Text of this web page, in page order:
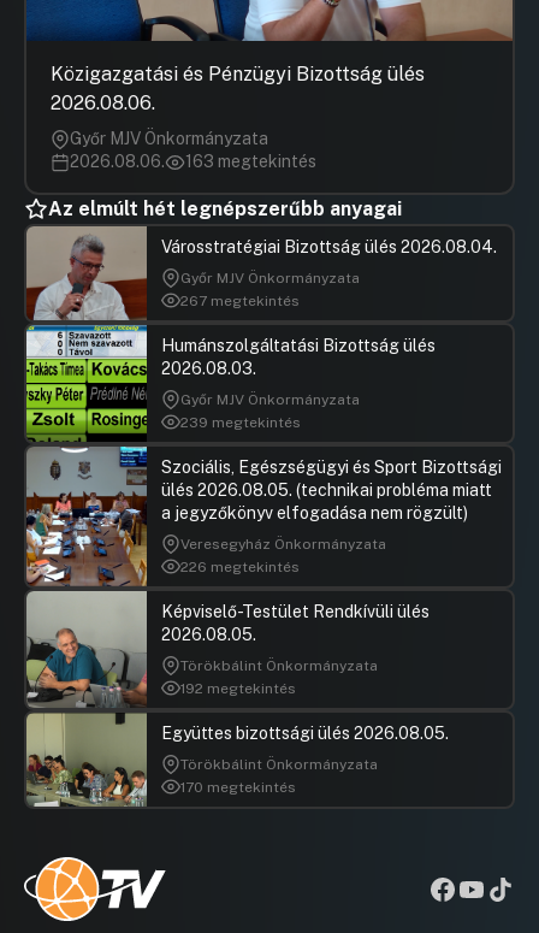
Szolgálat költségvetési előirányzatának
módosítására
Hozzászólások Ugrás a napirendi pontra
25 Javaslat az önkormányzat
fenntartásában lévő Dunaújvárosi Óvoda
költségvetési előirányzatának
módosítására
HozzászólásokUgrás a napirendi pontra
26 Javaslat a Dunaújvárosi Óvodában
fejlesztőpedagógus álláshely
engedélyezésére
Hozzászólások Ugrás a napirendi pontra
27 Javaslat a hajléktalan ellátórendszer
működtetésére vonatkozó
állásfoglalásról szóló 439/2017. (VI.15.)
határozat módosítására
Hozzászólások Ugrás a napirendi pontra
28 Javaslat köztemetési szolgáltatásra
vonatkozó pályázathoz ajánlattevők
kiválasztására
Hozzászólások Ugrás a napirendi pontra
29 Javaslat a Miskolci Zsidó
Hitközséggel haszonkölcsön-szerződés
megkötésére
HozzászólásokUgrás a napirendi pontra
30 Javaslat Dunaújváros területén fák
ültetési, valamint füvesítési munkálataira
HozzászólásokUgrás a napirendi pontra
Tóth
Közigazgatási és Pénzügyi Bizottság ülés
2026.08.06.
Győr MJV Önkormányzata
2026.08.06.
163 megtekintés
Az elmúlt hét legnépszerűbb anyagai
Városstratégiai Bizottság ülés 2026.08.04.
Győr MJV Önkormányzata
267 megtekintés
Humánszolgáltatási Bizottság ülés
2026.08.03.
Győr MJV Önkormányzata
239 megtekintés
Szociális, Egészségügyi és Sport Bizottsági
ülés 2026.08.05. (technikai probléma miatt
a jegyzőkönyv elfogadása nem rögzült)
Veresegyház Önkormányzata
226 megtekintés
Képviselő-Testület Rendkívüli ülés
2026.08.05.
Törökbálint Önkormányzata
192 megtekintés
Együttes bizottsági ülés 2026.08.05.
Törökbálint Önkormányzata
170 megtekintés